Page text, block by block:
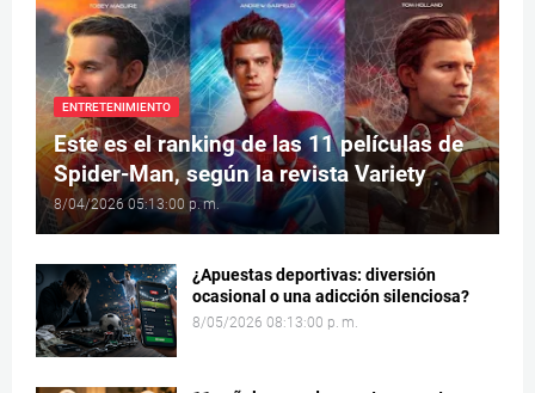
ENTRETENIMIENTO
Este es el ranking de las 11 películas de
Spider-Man, según la revista Variety
8/04/2026 05:13:00 p. m.
¿Apuestas deportivas: diversión
ocasional o una adicción silenciosa?
8/05/2026 08:13:00 p. m.